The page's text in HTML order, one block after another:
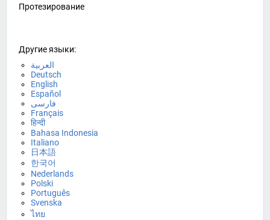
Протезирование
Другие языки:
العربية
Deutsch
English
Español
فارسی
Français
हिन्दी
Bahasa Indonesia
Italiano
日本語
한국어
Nederlands
Polski
Português
Svenska
ไทย